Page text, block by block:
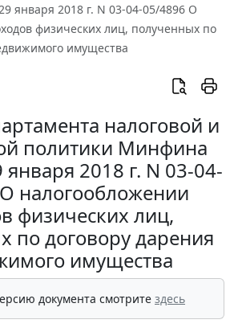
января 2018 г. N 03-04-05/4896 О
физических лиц, полученных по
имущества
налоговой и
политики Минфина
января 2018 г. N 03-04-
налогообложении
физических лиц,
по договору дарения
имущества
документа смотрите здесь